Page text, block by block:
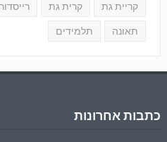
קריית גת קרית גת רייסדור
תאונה תלמידים
כתבות אחרונות